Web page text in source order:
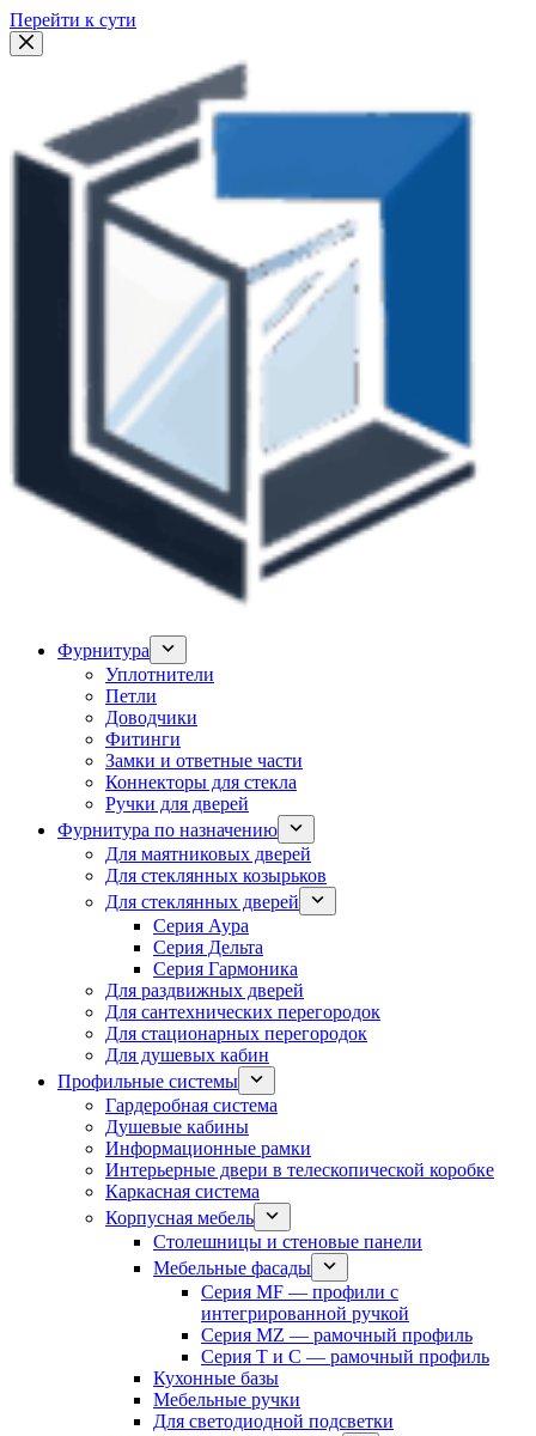
Перейти к сути
Фурнитура
Уплотнители
Петли
Доводчики
Фитинги
Замки и ответные части
Коннекторы для стекла
Ручки для дверей
Фурнитура по назначению
Для маятниковых дверей
Для стеклянных козырьков
Для стеклянных дверей
Серия Аура
Серия Дельта
Серия Гармоника
Для раздвижных дверей
Для сантехнических перегородок
Для стационарных перегородок
Для душевых кабин
Профильные системы
Гардеробная система
Душевые кабины
Информационные рамки
Интерьерные двери в телескопической коробке
Каркасная система
Корпусная мебель
Столешницы и стеновые панели
Мебельные фасады
Серия MF — профили с
интегрированной ручкой
Серия MZ — рамочный профиль
Серия T и C — рамочный профиль
Кухонные базы
Мебельные ручки
Для светодиодной подсветки